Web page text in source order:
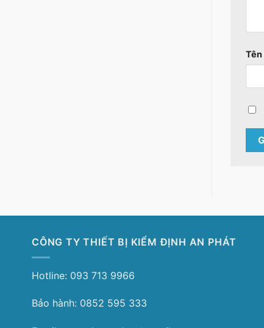
Tên
CÔNG TY THIẾT BỊ KIỂM ĐỊNH AN PHÁT
Hotline: 093 713 9966
Bảo hành: 0852 595 333